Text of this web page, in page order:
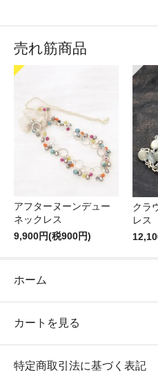
売れ筋商品
アフターヌーンデュー
ネックレス
9,900円(税900円)
クラ
レス
ホーム
カートを見る
特定商取引法に基づく表記